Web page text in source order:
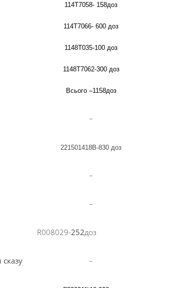
114Т7058- 158доз
114Т7066- 600 доз
1148Т035-100 доз
1148Т7062-300 доз
Всього –1158доз
–
221501418В-830 доз
–
–
R008029-252доз
–